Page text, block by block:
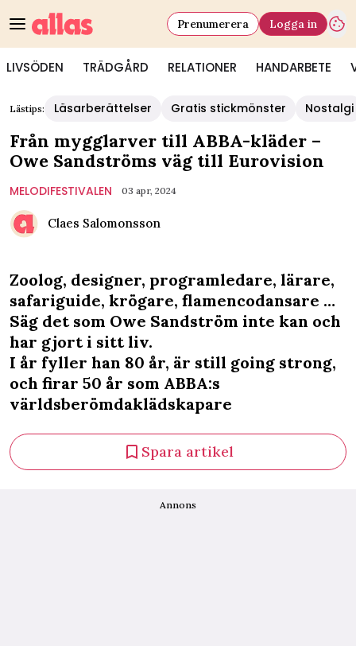
LIVSÖDEN TRÄDGÅRD RELATIONER HANDARBETE
Prenumerera Logga in
Lästips: Läsarberättelser Gratis stickmönster Nostalgi
Från mygglarver till ABBA-kläder –
Owe Sandströms väg till Eurovision
MELODIFESTIVALEN 03 apr, 2024
Claes Salomonsson
Zoolog, designer, programledare, lärare,
safariguide, krögare, flamencodansare …
Säg det som Owe Sandström inte kan och
har gjort i sitt liv.
I år fyller han 80 år, är still going strong,
och firar 50 år som ABBA:s
världsberömdaklädskapare
Spara artikel
Annons